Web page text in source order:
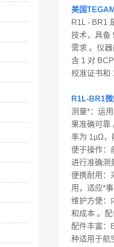
美国
R1L - BR1
技术，具备
需求 。仪
含 1 对
校准证书和
R1L-BR1
测量*：运
果准确可靠
率为 1µΩ，
便于操作：
进行准确测
便携耐用：
用，适应*
维护方便：
和成本 。
配件丰富：
种适用于航